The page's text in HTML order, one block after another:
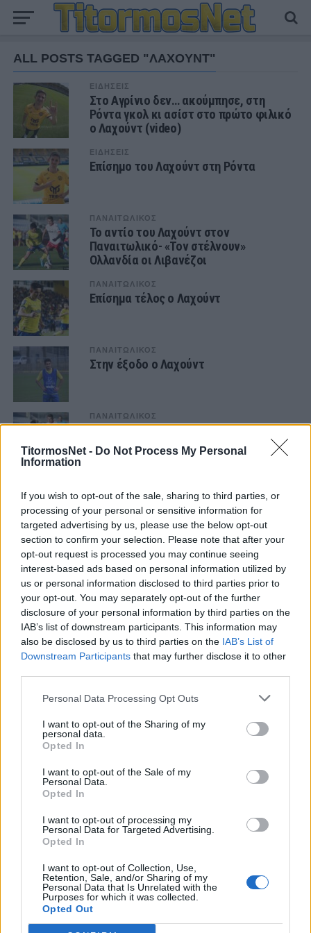
TitormosNet - Do Not Process My Personal
Information
If you wish to opt-out of the sale, sharing to third parties, or
processing of your personal or sensitive information for
targeted advertising by us, please use the below opt-out
section to confirm your selection. Please note that after your
opt-out request is processed you may continue seeing
interest-based ads based on personal information utilized by
us or personal information disclosed to third parties prior to
your opt-out. You may separately opt-out of the further
disclosure of your personal information by third parties on the
IAB’s list of downstream participants. This information may
also be disclosed by us to third parties on the IAB’s List of
Downstream Participants that may further disclose it to other
Personal Data Processing Opt Outs
I want to opt-out of the Sharing of my
personal data.
Opted In
I want to opt-out of the Sale of my
Personal Data.
Opted In
I want to opt-out of processing my
Personal Data for Targeted Advertising.
Opted In
I want to opt-out of Collection, Use,
Retention, Sale, and/or Sharing of my
Personal Data that Is Unrelated with the
Purposes for which it was collected.
Opted Out
ALL POSTS TAGGED "ΛΑΧΟΥΝΤ"
ΕΙΔΗΣΕΙΣ
Στο Αγρίνιο δεν… ακούμπησε, στη
Ρόντα γκολ κι ασίστ στο πρώτο φιλικό
ο Λαχούντ (video)
ΕΙΔΗΣΕΙΣ
Επίσημο του Λαχούντ στη Ρόντα
ΠΑΝΑΙΤΩΛΙΚΟΣ
Το αντίο του Λαχούντ στον
Παναιτωλικό- «Τον στέλνουν»
Ολλανδία οι Λιβανέζοι
ΠΑΝΑΙΤΩΛΙΚΟΣ
Επίσημα τέλος ο Λαχούντ
ΠΑΝΑΙΤΩΛΙΚΟΣ
Στην έξοδο ο Λαχούντ
ΠΑΝΑΙΤΩΛΙΚΟΣ
«Δεύτερες σκέψεις για Λαχούντ με
Σέρβο υπό εξέταση στον
Παναιτωλικό»
Διεθνείς κλήσεις για Σιέλη και
Λαχούντ
ΠΑΝΑΙΤΩΛΙΚΟΣ
Άτυχος ο Λαχούντ, τραυματίστηκε και
μπαίνει στα πιτς για εβδομάδες
ΠΑΝΑΙΤΩΛΙΚΟΣ
Χρόνο συμμετοχής και στα δύο φιλικά
του Λιβάνου ο Λαχούντ
ΠΑΝΑΙΤΩΛΙΚΟΣ
Αναβλήθηκαν οι αγώνες της Εθνικής
Λιβάνου, μένει Αγρίνιο ο Λαχούντ
ΝΕΑ
ΤΜΗΜΑΤΑ ΥΠΟΔΟΜΗΣ
Εξαιρετική η φιλοξενία των Αλβανών
ΠΑΝΑΙΤΩΛΙΚΟΣ
Τα δεδομένα για τηλεοπτική κάλυψη με